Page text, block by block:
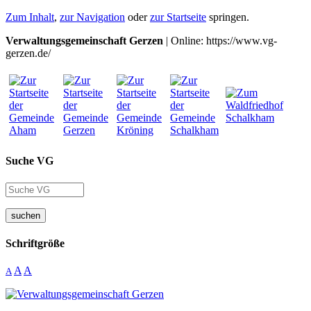
Zum Inhalt, zur Navigation oderzur Startseite springen.
Verwaltungsgemeinschaft Gerzen | Online: https://www.vg-
gerzen.de/
Suche VG
suchen
Schriftgröße
A A A